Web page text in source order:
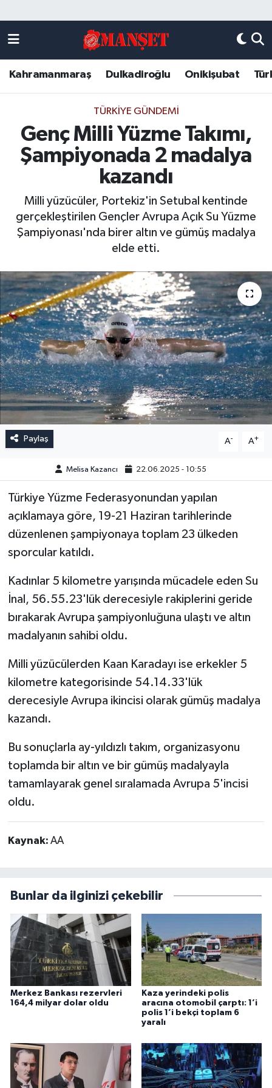
Kahramanmaraş Dulkadiroğlu Onikişubat
TÜRKIYE GÜNDEMI
Genç Milli Yüzme Takımı,
Şampiyonada 2 madalya
kazandı
Milli yüzücüler, Portekiz'in Setubal kentinde
gerçekleştirilen Gençler Avrupa Açık Su Yüzme
Şampiyonası'nda birer altın ve gümüş madalya
elde etti.
Paylaş A- A+
Melisa Kazancı 22.06.2025 - 10:55
Türkiye Yüzme Federasyonundan yapılan
açıklamaya göre, 19-21 Haziran tarihlerinde
düzenlenen şampiyonaya toplam 23 ülkeden
sporcular katıldı.
Kadınlar 5 kilometre yarışında mücadele eden Su
İnal, 56.55.23'lük derecesiyle rakiplerini geride
bırakarak Avrupa şampiyonluğuna ulaştı ve altın
madalyanın sahibi oldu.
Milli yüzücülerden Kaan Karadayı ise erkekler 5
kilometre kategorisinde 54.14.33'lük
derecesiyle Avrupa ikincisi olarak gümüş madalya
kazandı.
Bu sonuçlarla ay-yıldızlı takım, organizasyonu
toplamda bir altın ve bir gümüş madalyayla
tamamlayarak genel sıralamada Avrupa 5'incisi
oldu.
Kaynak: AA
Bunlar da ilginizi çekebilir
Merkez Bankası rezervleri
164,4 milyar dolar oldu
Kaza yerindeki polis
aracına otomobil çarptı: 1’i
polis 1’i bekçi toplam 6
yaralı
DULKADİROĞLU
KAHRAMANMARAŞ
ONİKİŞUBAT
Künye
Kahramanmaraş Nöbetçi Eczaneler
Kahramanmaraş Hava Durumu
Kahramanmaraş Trafik Yoğunluk Haritası
Süper Lig Puan Durumu ve Fikstür
Tüm Manşetler
Son Dakika Haberleri
Haber Arşivi